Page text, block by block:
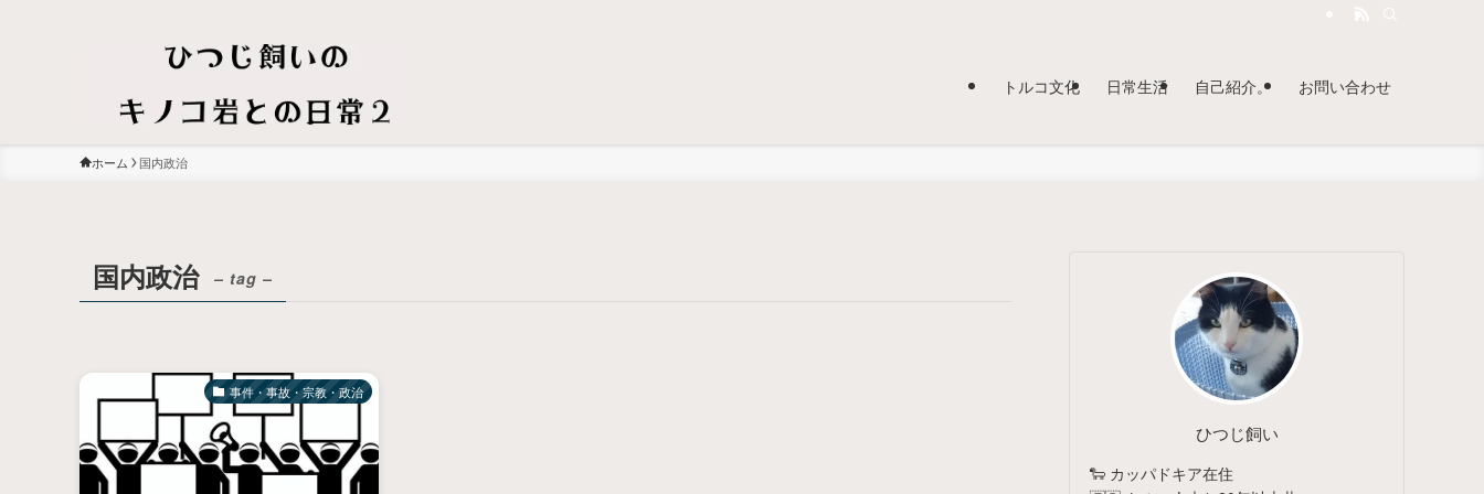
トルコ文化 日常生活 自己紹介。 お問い合わせ
ホーム 国内政治
国内政治 – tag –
事件・事故・宗教・政治
ひつじ飼い
🐑 カッパドキア在住